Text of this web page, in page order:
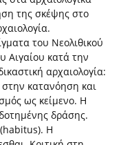
της σκέψης στο
του Νεολιθικού
Αιγαίου κατά την
αρχαιολογία:
κατανόηση και
ως κείμενο. Η
δράσης.
Η